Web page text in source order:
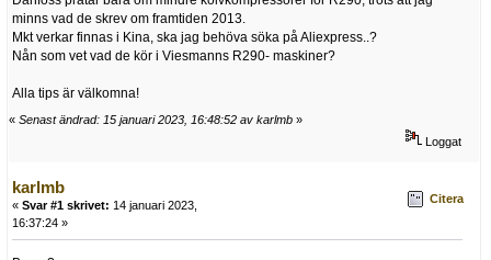
minns vad de skrev om framtiden 2013.
Mkt verkar finnas i Kina, ska jag behöva söka på Aliexpress..?
Nån som vet vad de kör i Viesmanns R290- maskiner?
Alla tips är välkomna!
« Senast ändrad: 15 januari 2023, 16:48:52 av karlmb »
Loggat
karlmb
« Svar #1 skrivet: 14 januari 2023,
16:37:24 »
Citera